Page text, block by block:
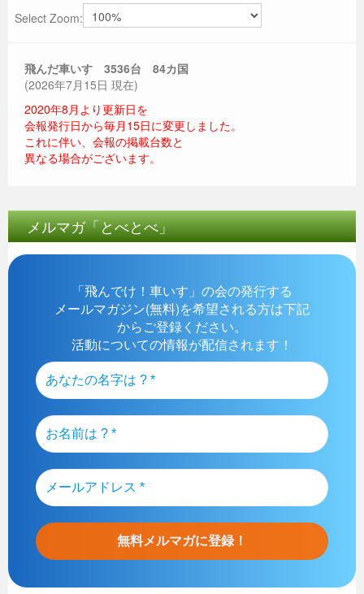
Select Zoom:
飛んだ車いす 3536台 84カ国
(2026年7月15日 現在)
2020年8月より更新日を
会報発行日から毎月15日に変更しました。
これに伴い、会報の掲載台数と
異なる場合がございます。
メルマガ「とべとべ」
「飛んでけ！車いす」の会の発行する
メールマガジン(無料)を希望される方は下記
からご登録ください。
活動についての情報が配信されます！